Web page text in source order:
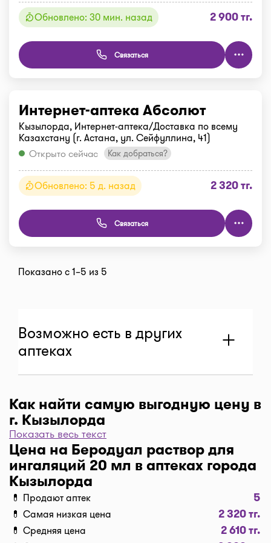
Обновлено: 30 мин. назад 2 900 тг.
Связаться
Интернет-аптека Абсолют
Кызылорда, Интернет-аптека/Доставка по всему
Казахстану (г. Астана, ул. Сейфуллина, 41)
Открыто сейчас
Как добраться?
Обновлено: 5 д. назад 2 320 тг.
Связаться
Показано с 1–5 из 5
Возможно есть в других
аптеках
Интернет - Аптека Даулет Фарм
Кызылорда, г. Алматы, мкр Жетысу-2, 42
Обновлено: 30 мин. назад
2 700 тг
Как найти самую выгодную цену в
г. Кызылорда
Чтобы отфильтровать аптеки по цене, нажмите
"Фильтр", далее "По цене, от 1..." и кнопку
"Выбрать". Самая низкая цена в аптеке перед
вами. Экономьте с помощью сервиса I-teka!
Доставка
Нужна быстрая доставка лекарств в г.
Кызылорда? Добавляйте нужные препараты по
Показать весь текст
Цена на Беродуал раствор для
ингаляций 20 мл в аптеках города
Кызылорда
💊 Продают аптек 5
💊 Самая низкая цена 2 320 тг.
💊 Средняя цена 2 610 тг.